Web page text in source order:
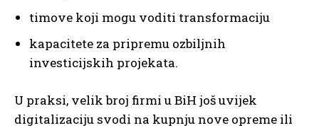
timove koji mogu voditi transformaciju
kapacitete za pripremu ozbiljnih
investicijskih projekata.
U praksi, velik broj firmi u BiH još uvijek
digitalizaciju svodi na kupnju nove opreme ili